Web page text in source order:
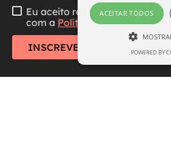
Eu aceito receber essa
com a Política de Privacidade
INSCREVER-SE
ACEITAR TODOS
ESTRITAMENTE
POWERED BY